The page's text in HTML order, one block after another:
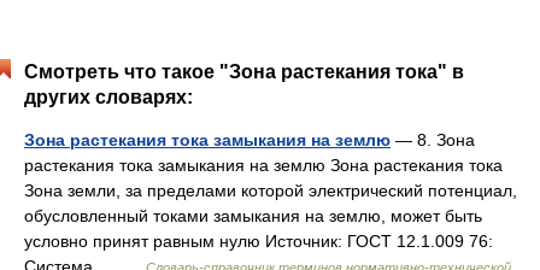
Смотреть что такое "Зона растекания тока" в
других словарях:
Зона растекания тока замыкания на землю — 8. Зона
растекания тока замыкания на землю Зона растекания тока
Зона земли, за пределами которой электрический потенциал,
обусловленный токами замыкания на землю, может быть
условно принят равным нулю Источник: ГОСТ 12.1.009 76: